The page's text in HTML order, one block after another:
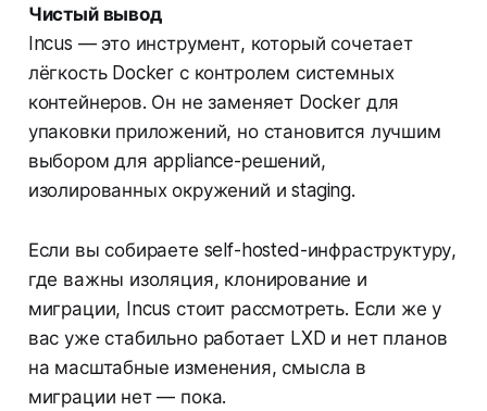
Чистый вывод
Incus — это инструмент, который сочетает
лёгкость Docker с контролем системных
контейнеров. Он не заменяет Docker для
упаковки приложений, но становится лучшим
выбором для appliance-решений,
изолированных окружений и staging.
Если вы собираете self-hosted-инфраструктуру,
где важны изоляция, клонирование и
миграции, Incus стоит рассмотреть. Если же у
вас уже стабильно работает LXD и нет планов
на масштабные изменения, смысла в
миграции нет — пока.